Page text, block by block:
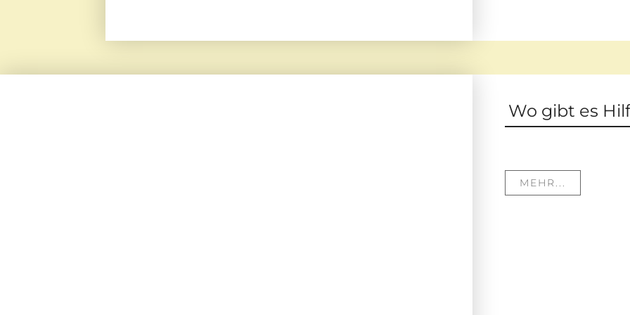
Wo gibt es
MEHR...